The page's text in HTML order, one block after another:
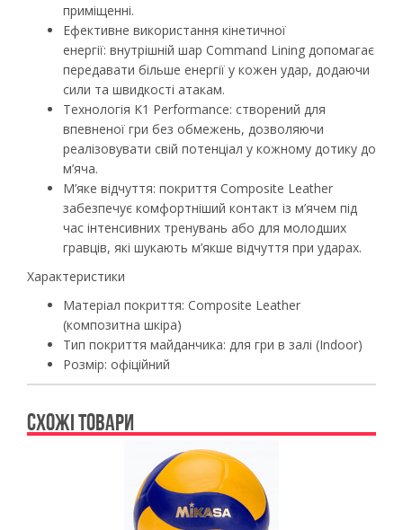
приміщенні.
Ефективне використання кінетичної
енергії: внутрішній шар Command Lining допомагає
передавати більше енергії у кожен удар, додаючи
сили та швидкості атакам.
Технологія K1 Performance: створений для
впевненої гри без обмежень, дозволяючи
реалізовувати свій потенціал у кожному дотику до
м’яча.
М’яке відчуття: покриття Composite Leather
забезпечує комфортніший контакт із м’ячем під
час інтенсивних тренувань або для молодших
гравців, які шукають м’якше відчуття при ударах.
Характеристики
Матеріал покриття: Composite Leather
(композитна шкіра)
Тип покриття майданчика: для гри в залі (Indoor)
Розмір: офіційний
СХОЖІ ТОВАРИ